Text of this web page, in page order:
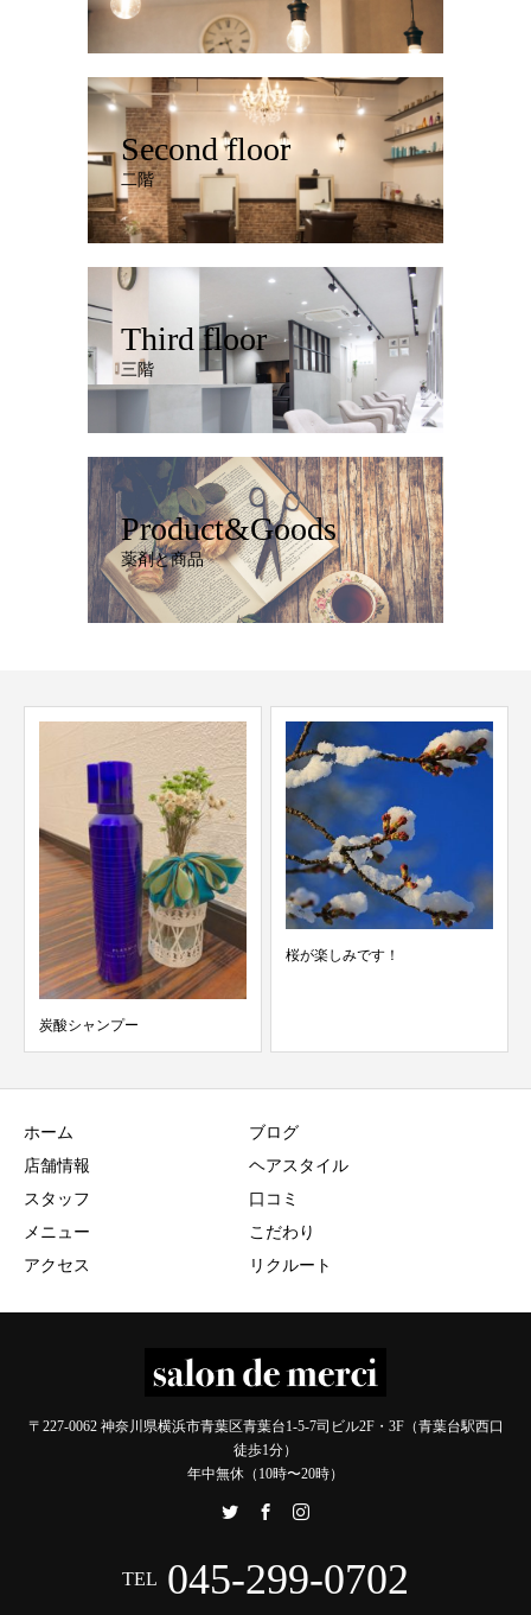
Second floor
二階
Third floor
三階
Product&Goods
薬剤と商品
桜が楽しみです！
5/31 スタッフ検温結果 merci青葉
ホーム
店舗情報
スタッフ
メニュー
アクセス
ブログ
ヘアスタイル
口コミ
こだわり
リクルート
〒227-0062 神奈川県横浜市青葉区青葉台1-5-7司ビル2F・3F（青葉台駅西口
徒歩1分）
年中無休（10時〜20時）
TEL 045-299-0702